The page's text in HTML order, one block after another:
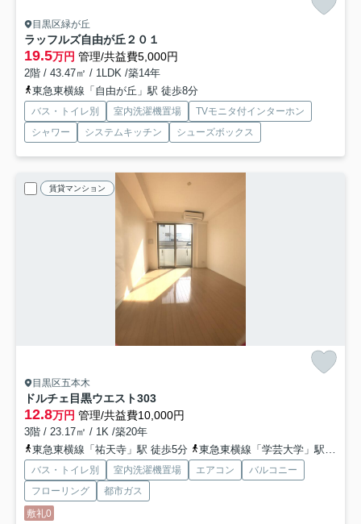
目黒区緑が丘
ラッフルズ自由が丘 ２０１
19.5万円 管理/共益費5,000円
2階 / 43.47㎡ / 1LDK /築14年
東急東横線「自由が丘」駅 徒歩8分
バス・トイレ別 室内洗濯機置場
TVモニタ付インターホン
シャワー
システムキッチン シューズボックス
賃貸マンション
目黒区五本木
ドルチェ目黒ウエスト303
12.8万円 管理/共益費10,000円
3階 / 23.17㎡ / 1K /築20年
東急東横線「祐天寺」駅 徒歩5分
東急東横線「学芸大学」駅 徒歩12分
バス・トイレ別 室内洗濯機置場 エアコン
バルコニー
フローリング
都市ガス
敷礼0